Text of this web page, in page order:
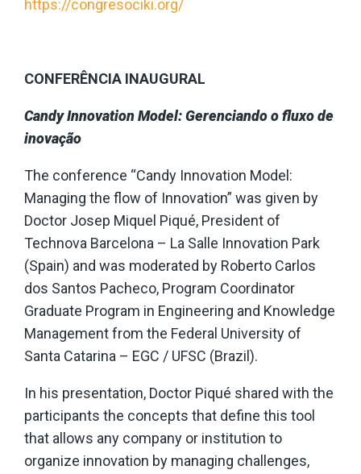
https://congresociki.org/
CONFERÊNCIA INAUGURAL
Candy Innovation Model: Gerenciando o fluxo de
inovação
The conference “Candy Innovation Model:
Managing the flow of Innovation” was given by
Doctor Josep Miquel Piqué, President of
Technova Barcelona – La Salle Innovation Park
(Spain) and was moderated by Roberto Carlos
dos Santos Pacheco, Program Coordinator
Graduate Program in Engineering and Knowledge
Management from the Federal University of
Santa Catarina – EGC / UFSC (Brazil).
In his presentation, Doctor Piqué shared with the
participants the concepts that define this tool
that allows any company or institution to
organize innovation by managing challenges,